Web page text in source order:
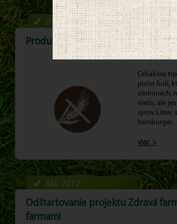
Produkty Liptov sú vhodné pre
2012
Celiakiou
počet ľudí,
obilninách,
niečo, ale
syrov Litov,
hamburger.
viac >
Odštartovanie projektu Zdravá
farmami
Máj 2012